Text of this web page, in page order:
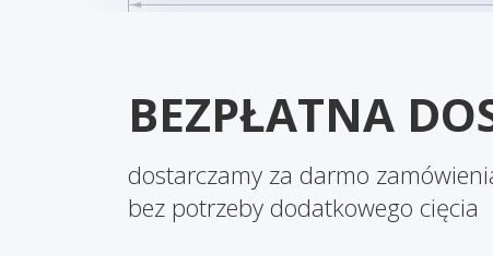
BEZPŁATNA
dostarczamy za darmo
bez potrzeby dodatkowego cięcia